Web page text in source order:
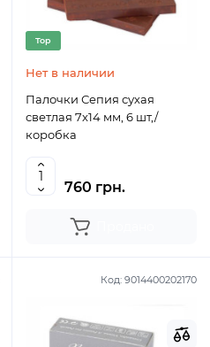
Top
Нет в наличии
Палочки Сепия сухая
светлая 7x14 мм, 6 шт,/
коробка
760 грн.
Код: 9014400202170